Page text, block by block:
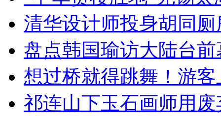
清华设计师投身胡同
盘点韩国瑜访大陆台
想过桥就得跳舞！游客
祁连山下玉石画师用